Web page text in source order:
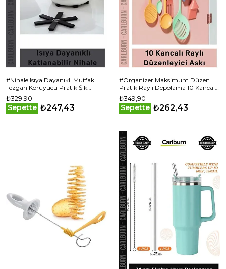
#Nihale Isıya Dayanıklı Mutfak
Tezgah Koruyucu Pratik Şık
Modern Plastik Katlanabilir Nihale
₺329,90
Sepette ₺247,43
#Organizer Maksimum Düzen
Pratik Raylı Depolama 10 Kancalı
Raylı Mutfak Banyo Düzenleyici
Askı
₺349,90
Sepette ₺262,43